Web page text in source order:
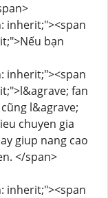
inherit;"><span
bạn
inherit;"><span
fan
l&agrave;
chuyen gia
giup nang cao
</span>
inherit;"><span